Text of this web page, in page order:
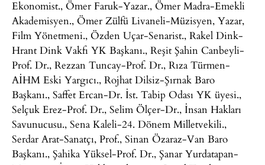
Ekonomist., Ömer Faruk-Yazar., Ömer Madra-Emekli
Akademisyen., Ömer Zülfü Livaneli-Müzisyen, Yazar,
Film Yönetmeni., Özden Uçar-Senarist., Rakel Dink-
Hrant Dink Vakfı YK Başkanı., Reşit Şahin Canbeyli-
Prof. Dr., Rezzan Tuncay-Prof. Dr., Rıza Türmen-
AİHM Eski Yargıcı., Rojhat Dilsiz-Şırnak Baro
Başkanı., Saffet Ercan-Dr. İst. Tabip Odası YK üyesi.,
Selçuk Erez-Prof. Dr., Selim Ölçer-Dr., İnsan Hakları
Savunucusu., Sena Kaleli-24. Dönem Milletvekili.,
Serdar Arat-Sanatçı, Prof., Sinan Özaraz-Van Baro
Başkanı., Şahika Yüksel-Prof. Dr., Şanar Yurdatapan-